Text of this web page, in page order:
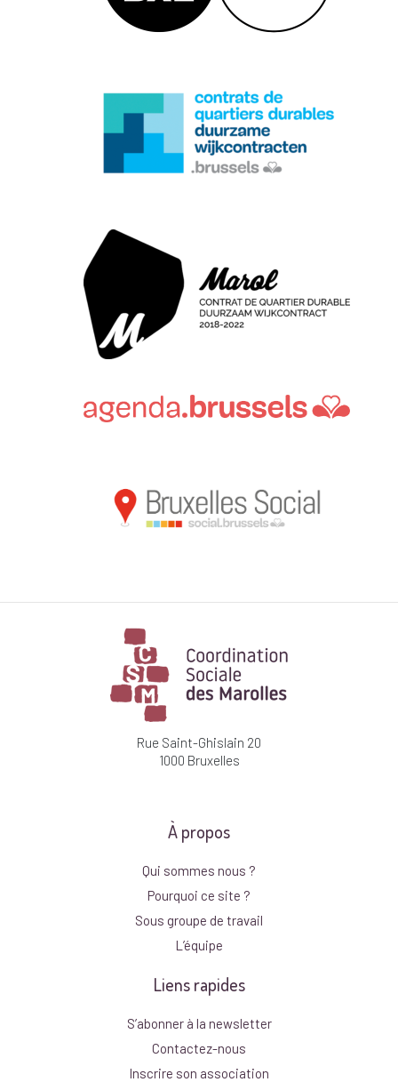
Rue Saint-Ghislain 20
1000 Bruxelles
À propos
Qui sommes nous ?
Pourquoi ce site ?
Sous groupe de travail
L’équipe
Liens rapides
S’abonner à la newsletter
Contactez-nous
Inscrire son association